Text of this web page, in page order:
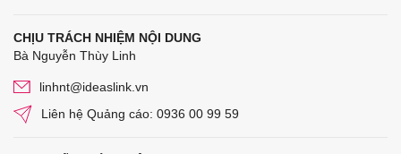
CHỊU TRÁCH NHIỆM NỘI DUNG
Bà Nguyễn Thùy Linh
linhnt@ideaslink.vn
Liên hệ Quảng cáo: 0936 00 99 59